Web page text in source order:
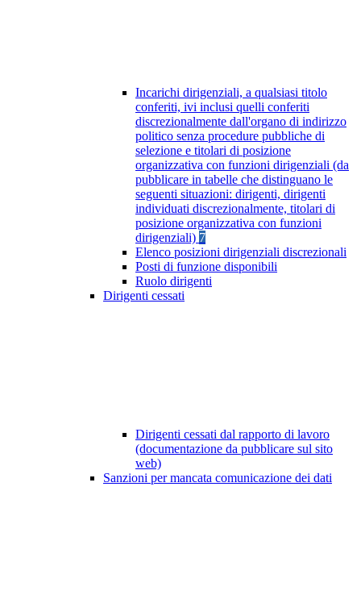
Incarichi dirigenziali, a qualsiasi titolo
conferiti, ivi inclusi quelli conferiti
discrezionalmente dall'organo di indirizzo
politico senza procedure pubbliche di
selezione e titolari di posizione
organizzativa con funzioni dirigenziali (da
pubblicare in tabelle che distinguano le
seguenti situazioni: dirigenti, dirigenti
individuati discrezionalmente, titolari di
posizione organizzativa con funzioni
dirigenziali) 7
Elenco posizioni dirigenziali discrezionali
Posti di funzione disponibili
Ruolo dirigenti
Dirigenti cessati
Dirigenti cessati dal rapporto di lavoro
(documentazione da pubblicare sul sito
web)
Sanzioni per mancata comunicazione dei dati